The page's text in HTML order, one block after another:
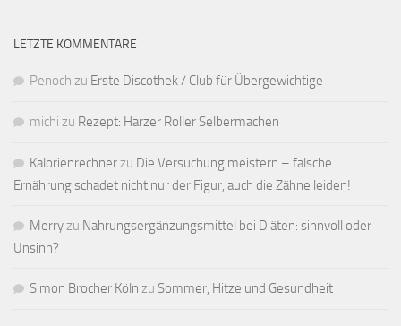
LETZTE KOMMENTARE
Penoch zu Erste Discothek / Club für Übergewichtige
michi zu Rezept: Harzer Roller Selbermachen
Kalorienrechnerzu Die Versuchung meistern – falsche
Ernährung schadet nicht nur der Figur, auch die Zähne leiden!
Merryzu Nahrungsergänzungsmittel bei Diäten: sinnvoll oder
Unsinn?
Simon Brocher Köln zu Sommer, Hitze und Gesundheit